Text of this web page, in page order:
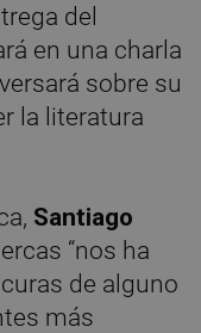
del
en una charla
sobre su
la literatura
Santiago
“nos ha
de alguno
más